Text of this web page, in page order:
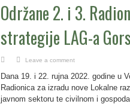
Održane 2. i 3.
strategije LAG-a
Leave a comment
Dana 19. i 22. rujna 2022. godine u
Radionica za izradu nove Lokalne
javnom sektoru te civilnom i